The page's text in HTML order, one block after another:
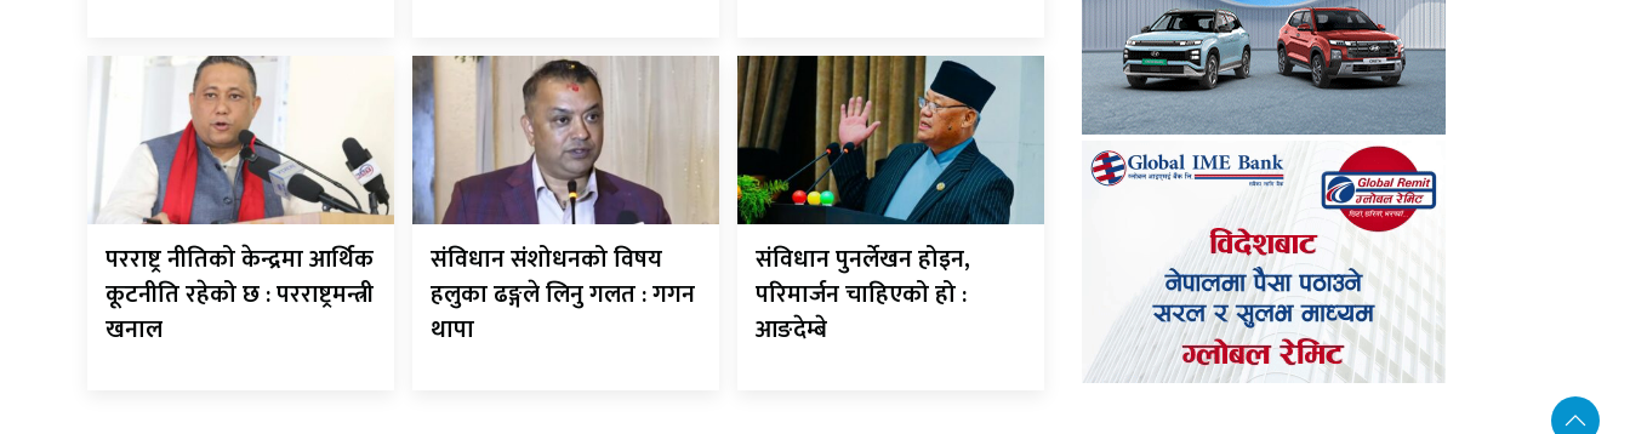
परराष्ट्र नीतिको केन्द्रमा आर्थिक
कूटनीति रहेको छ : परराष्ट्रमन्त्री
खनाल
संविधान संशोधनको विषय
हलुका ढङ्गले लिनु गलत : गगन
थापा
संविधान पुनर्लेखन होइन,
परिमार्जन चाहिएको हो :
आङदेम्बे